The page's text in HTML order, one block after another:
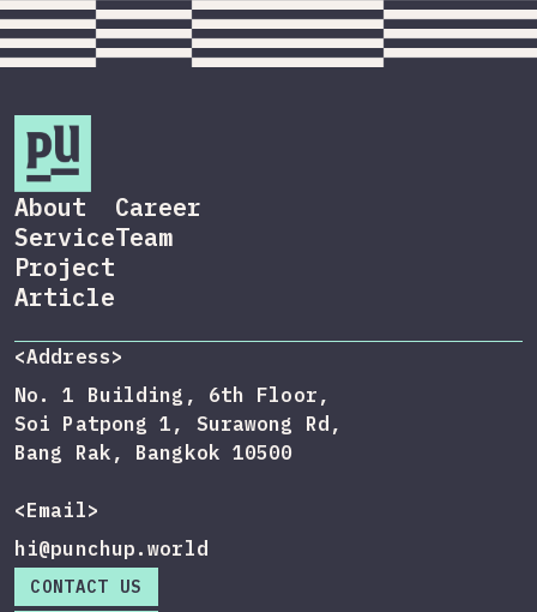
About
Service
Project
Article
Career
Team
<Address>
No. 1 Building, 6th Floor,
Soi Patpong 1, Surawong Rd,
Bang Rak, Bangkok 10500
<Email>
hi@punchup.world
CONTACT US